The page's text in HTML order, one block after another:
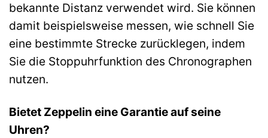
bekannte Distanz verwendet wird. Sie können
damit beispielsweise messen, wie schnell Sie
eine bestimmte Strecke zurücklegen, indem
Sie die Stoppuhrfunktion des Chronographen
nutzen.
Bietet Zeppelin eine Garantie auf seine
Uhren?